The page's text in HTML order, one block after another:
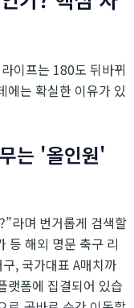
이프는 180도 뒤바뀌
에는 확실한 이유가 있
는 '올인원'
라며 번거롭게 검색할
등 해외 명문 축구 리
, 국가대표 A매치까
랫폼에 집결되어 있습